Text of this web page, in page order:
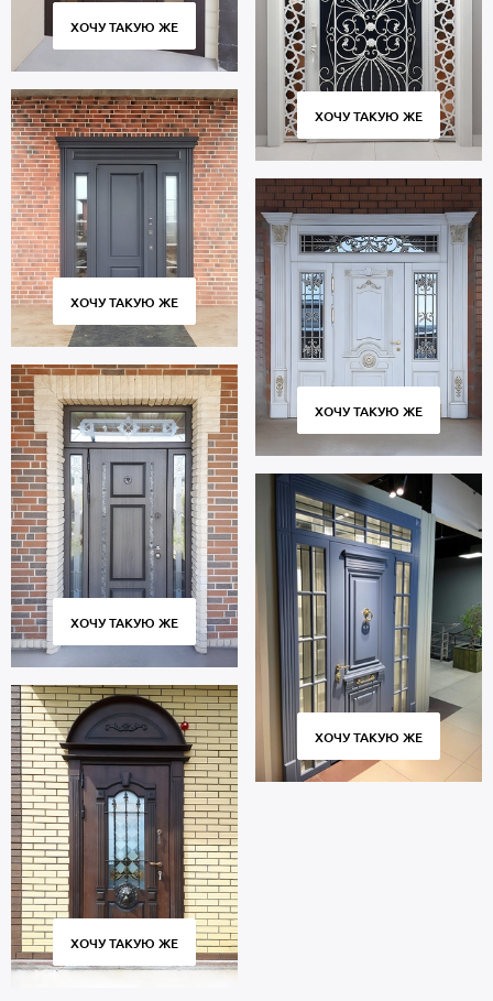
ХОЧУ ТАКУЮ ЖЕ
ХОЧУ ТАКУЮ ЖЕ
ХОЧУ ТАКУЮ ЖЕ
ХОЧУ ТАКУЮ ЖЕ
ХОЧУ ТАКУЮ ЖЕ
ХОЧУ ТАКУЮ ЖЕ
ХОЧУ ТАКУЮ ЖЕ